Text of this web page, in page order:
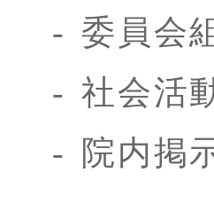
委員会
社会活
院内掲